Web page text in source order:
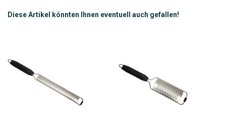
Diese Artikel könnten Ihnen eventuell auch gefallen!